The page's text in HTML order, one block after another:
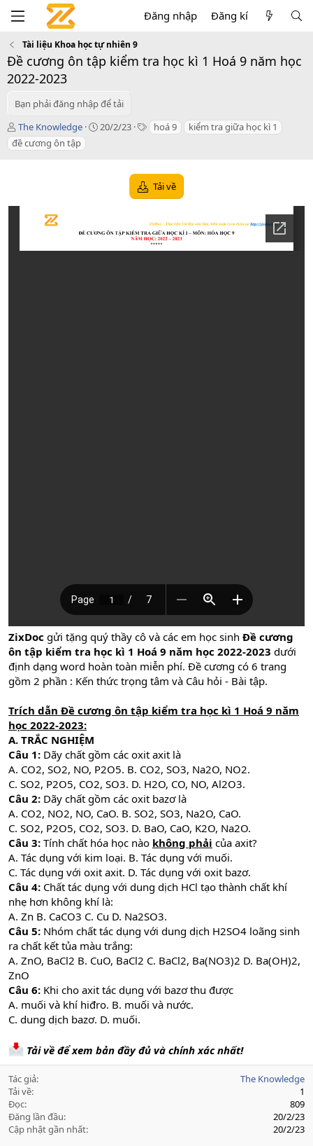
Đăng nhập Đăng kí
Tài liệu Khoa học tự nhiên 9
Đề cương ôn tập kiểm tra học kì 1 Hoá 9 năm học
2022-2023
Bạn phải đăng nhập để tải
T
á
c
The Knowledge
C
a
t
20/2/23
T hoá 9
kiểm tra giữa học kì 1
đề cương ôn tập
Tải về
ZixDoc gửi tặng quý thầy cô và các em học sinh Đề cương
ôn tập kiểm tra học kì 1 Hoá 9 năm học 2022-2023 dưới
định dạng word hoàn toàn miễn phí. Đề cương có 6 trang
gồm 2 phần : Kến thức trọng tâm và Câu hỏi - Bài tập.
Trích dẫn Đề cương ôn tập kiểm tra học kì 1 Hoá 9 năm
học 2022-2023:
A. TRẮC NGHIỆM
Câu 1: Dãy chất gồm các oxit axit là
A. CO2, SO2, NO, P2O5. B. CO2, SO3, Na2O, NO2.
C. SO2, P2O5, CO2, SO3. D. H2O, CO, NO, Al2O3.
Câu 2: Dãy chất gồm các oxit bazơ là
A. CO2, NO2, NO, CaO. B. SO2, SO3, Na2O, CaO.
C. SO2, P2O5, CO2, SO3. D. BaO, CaO, K2O, Na2O.
Câu 3: Tính chất hóa học nào không phải của axit?
A. Tác dụng với kim loại. B. Tác dụng với muối.
C. Tác dụng với oxit axit. D. Tác dụng với oxit bazơ.
Câu 4: Chất tác dụng với dung dịch HCl tạo thành chất khí
nhẹ hơn không khí là:
A. Zn B. CaCO3 C. Cu D. Na2SO3.
Câu 5: Nhóm chất tác dụng với dung dịch H2SO4 loãng sinh
ra chất kết tủa màu trắng:
A. ZnO, BaCl2 B. CuO, BaCl2 C. BaCl2, Ba(NO3)2 D. Ba(OH)2,
ZnO
Câu 6: Khi cho axit tác dụng với bazơ thu được
A. muối và khí hiđro. B. muối và nước.
C. dung dịch bazơ. D. muối.
Tải về để xem bản đầy đủ và chính xác nhất!
Tác giả
The Knowledge
Tải về
1
Đọc
809
Đăng lần đầu
20/2/23
Cập nhật gần nhất
20/2/23